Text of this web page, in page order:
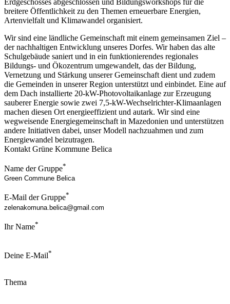
Erdgeschosses abgeschlossen und Bildungsworkshops für die
breitere Öffentlichkeit zu den Themen erneuerbare Energien,
Artenvielfalt und Klimawandel organisiert.
Wir sind eine ländliche Gemeinschaft mit einem gemeinsamen Ziel –
der nachhaltigen Entwicklung unseres Dorfes. Wir haben das alte
Schulgebäude saniert und in ein funktionierendes regionales
Bildungs- und Ökozentrum umgewandelt, das der Bildung,
Vernetzung und Stärkung unserer Gemeinschaft dient und zudem
die Gemeinden in unserer Region unterstützt und einbindet. Eine auf
dem Dach installierte 20-kW-Photovoltaikanlage zur Erzeugung
sauberer Energie sowie zwei 7,5-kW-Wechselrichter-Klimaanlagen
machen diesen Ort energieeffizient und autark. Wir sind eine
wegweisende Energiegemeinschaft in Mazedonien und unterstützen
andere Initiativen dabei, unser Modell nachzuahmen und zum
Energiewandel beizutragen.
Kontakt Grüne Kommune Belica
Name der Gruppe*
E-Mail der Gruppe*
Ihr Name*
Deine E-Mail*
Thema